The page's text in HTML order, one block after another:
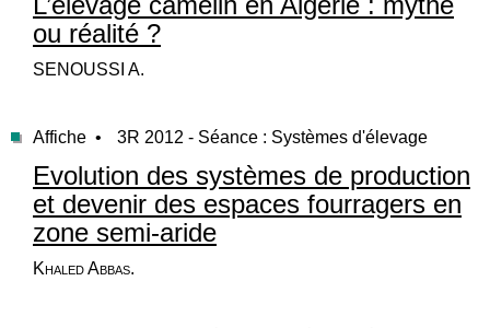
ou réalité ?
SENOUSSI A.
Affiche • 3R 2012 - Séance : Systèmes d'élevage
Evolution des systèmes de production
et devenir des espaces fourragers en
zone semi-aride
Khaled Abbas.